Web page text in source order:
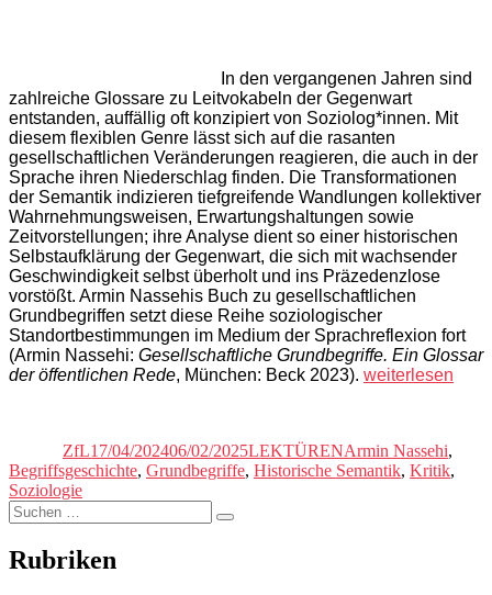
In den vergangenen Jahren sind
zahlreiche Glossare zu Leitvokabeln der Gegenwart
entstanden, auffällig oft konzipiert von Soziolog*innen. Mit
diesem flexiblen Genre lässt sich auf die rasanten
gesellschaftlichen Veränderungen reagieren, die auch in der
Sprache ihren Niederschlag finden. Die Transformationen
der Semantik indizieren tiefgreifende Wandlungen kollektiver
Wahrnehmungsweisen, Erwartungshaltungen sowie
Zeitvorstellungen; ihre Analyse dient so einer historischen
Selbstaufklärung der Gegenwart, die sich mit wachsender
Geschwindigkeit selbst überholt und ins Präzedenzlose
vorstößt. Armin Nassehis Buch zu gesellschaftlichen
Grundbegriffen setzt diese Reihe soziologischer
Standortbestimmungen im Medium der Sprachreflexion fort
(Armin Nassehi: Gesellschaftliche Grundbegriffe. Ein Glossar
der öffentlichen Rede, München: Beck 2023). „Falko
weiterlesen
ZfL17/04/202406/02/2025LEKTÜRENArmin Nassehi,
Begriffsgeschichte, Grundbegriffe, Historische Semantik, Kritik,
Soziologie
Suchen
nach:
Suchen
Rubriken